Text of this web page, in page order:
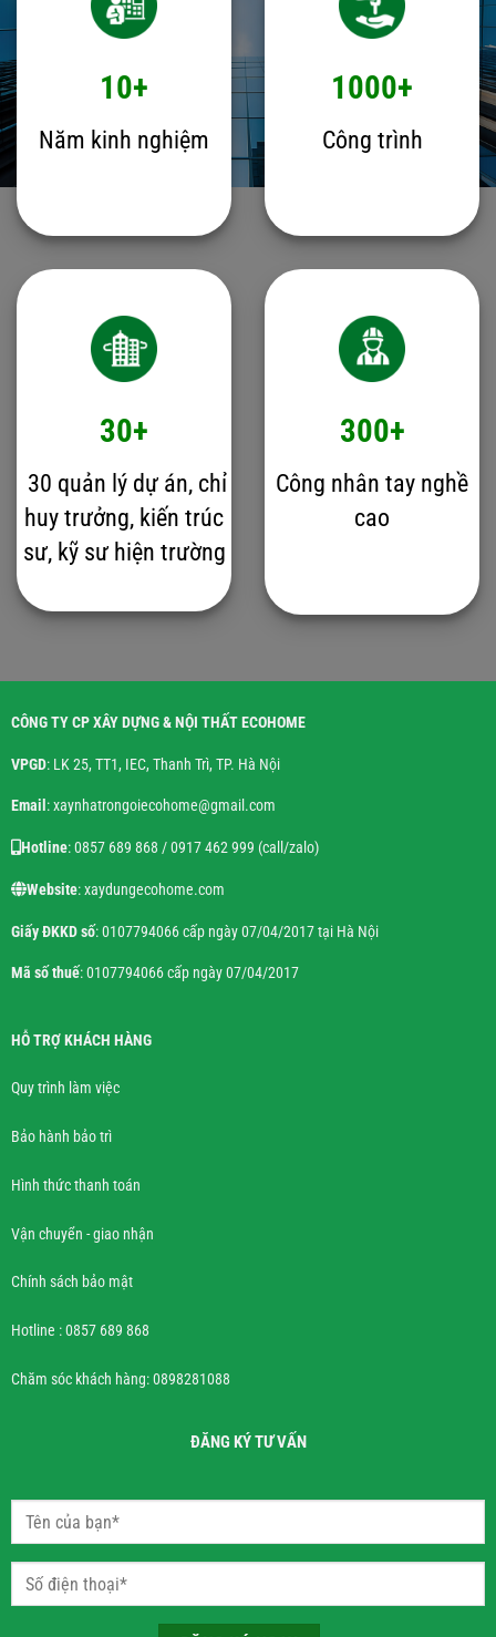
10+
Năm kinh nghiệm
1000+
Công trình
30+
30 quản lý dự án, chỉ
huy trưởng, kiến trúc
sư, kỹ sư hiện trường
300+
Công nhân tay nghề
cao
CÔNG TY CP XÂY DỰNG & NỘI THẤT ECOHOME
VPGD: LK 25, TT1, IEC, Thanh Trì, TP. Hà Nội
Email : xaynhatrongoiecohome@gmail.com
Hotline: 0857 689 868 / 0917 462 999 (call/zalo)
Website: xaydungecohome.com
Giấy ĐKKD số: 0107794066 cấp ngày 07/04/2017 tại Hà Nội
Mã số thuế: 0107794066 cấp ngày 07/04/2017
HỖ TRỢ KHÁCH HÀNG
Quy trình làm việc
Bảo hành bảo trì
Hình thức thanh toán
Vận chuyển - giao nhận
Chính sách bảo mật
Hotline : 0857 689 868
Chăm sóc khách hàng: 0898281088
ĐĂNG KÝ TƯ VẤN